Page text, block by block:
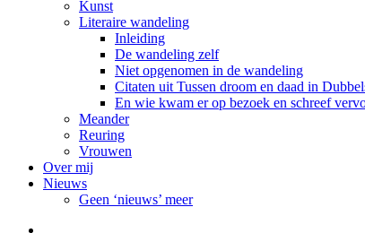
Kunst
Literaire wandeling
Inleiding
De wandeling zelf
Niet opgenomen in de wandeling
Citaten uit Tussen droom en daad in
En wie kwam er op bezoek en schreef
Meander
Reuring
Vrouwen
Over mij
Nieuws
Geen ‘nieuws’ meer